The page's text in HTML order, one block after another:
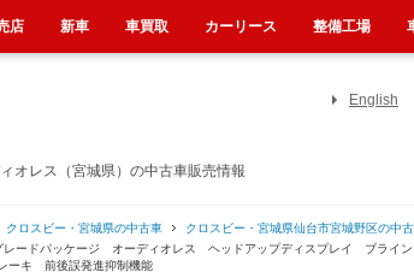
レス（宮城県）の中古車販売情報
English
クロスビー・宮城県の中古車
クロスビー・宮城県仙台市宮城野区の中
ードパッケージ オーディオレス ヘッドアップディスプレイ ブライ
ーキ 前後誤発進抑制機能
店 新車 車買取 カーリース 整備工場